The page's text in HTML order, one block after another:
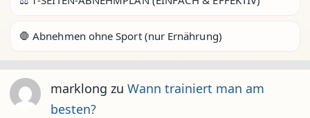
🛑 Abnehmen ohne Sport (nur Ernährung)
marklong zu Wann trainiert man am
besten?